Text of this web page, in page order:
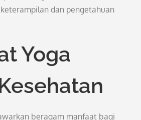
dan pengetahuan
Yoga
beragam manfaat bagi